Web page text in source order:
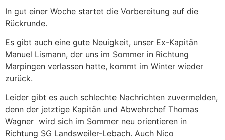
In gut einer Woche startet die Vorbereitung auf die
Rückrunde.
Es gibt auch eine gute Neuigkeit, unser Ex-Kapitän
Manuel Lismann, der uns im Sommer in Richtung
Marpingen verlassen hatte, kommt im Winter wieder
zurück.
Leider gibt es auch schlechte Nachrichten zuvermelden,
denn der jetztige Kapitän und Abwehrchef Thomas
Wagner wird sich im Sommer neu orientieren in
Richtung SG Landsweiler-Lebach. Auch Nico